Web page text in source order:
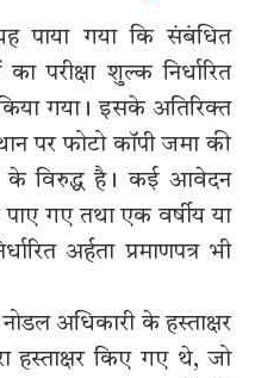
पाया गया कि संबंधित
का परीक्षा शुल्क निर्धारित
गया। इसके अतिरिक्त
पर फोटो कॉपी जमा की
के विरुद्ध है। कई आवेदन
गए तथा एक वर्षीय या
अर्हता प्रमाणपत्र भी
अधिकारी के हस्ताक्षर
हस्ताक्षर किए गए थे, जो